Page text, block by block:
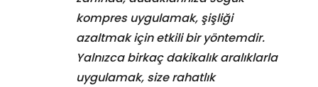
kompres uygulamak, şişliği
azaltmak için etkili bir yöntemdir.
Yalnızca birkaç dakikalık aralıklarla
uygulamak, size rahatlık